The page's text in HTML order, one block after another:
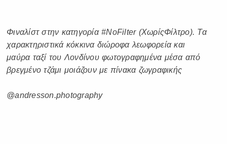
Φιναλίστ στην κατηγορία #NoFilter (ΧωρίςΦίλτρο). Τα
χαρακτηριστικά κόκκινα διώροφα λεωφορεία και
μαύρα ταξί του Λονδίνου φωτογραφημένα μέσα από
βρεγμένο τζάμι μοιάζουν με πίνακα ζωγραφικής
@andresson.photography